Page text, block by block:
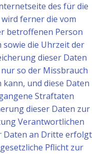
des für die
ferner die vom
betroffenen Person
sowie die Uhrzeit der
dieser Daten
so der Missbrauch
und diese Daten
Straftaten
dieser Daten zur
Verantwortlichen
Daten an Dritte erfolgt
Pflicht zur